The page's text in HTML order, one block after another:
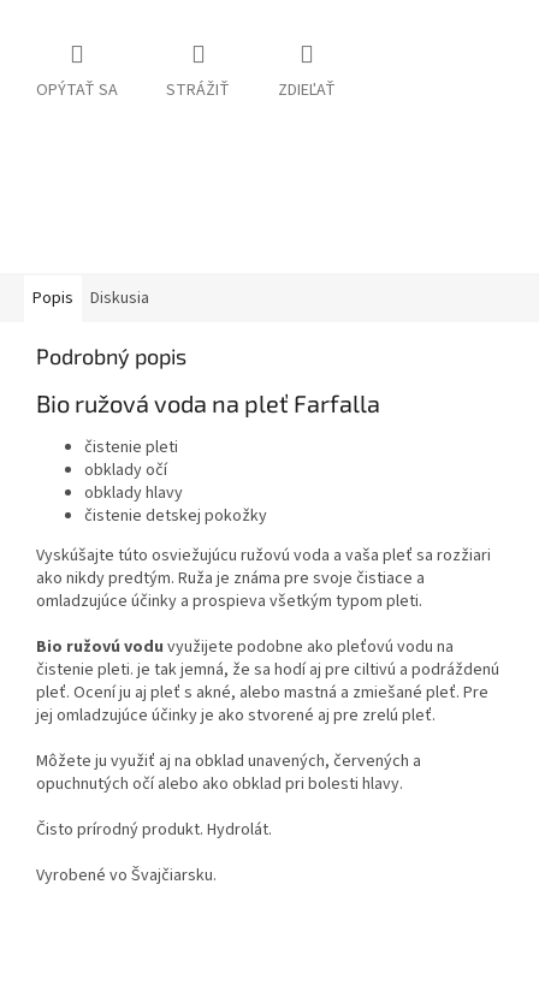
OPÝTAŤ SA STRÁŽIŤ ZDIEĽAŤ
Popis Diskusia
Podrobný popis
Bio ružová voda na pleť Farfalla
čistenie pleti
obklady očí
obklady hlavy
čistenie detskej pokožky
Vyskúšajte túto osviežujúcu ružovú voda a vaša pleť sa rozžiari
ako nikdy predtým. Ruža je známa pre svoje čistiace a
omladzujúce účinky a prospieva všetkým typom pleti.
Bio ružovú vodu využijete podobne ako pleťovú vodu na
čistenie pleti. je tak jemná, že sa hodí aj pre ciltivú a podráždenú
pleť. Ocení ju aj pleť s akné, alebo mastná a zmiešané pleť. Pre
jej omladzujúce účinky je ako stvorené aj pre zrelú pleť.
Môžete ju využiť aj na obklad unavených, červených a
opuchnutých očí alebo ako obklad pri bolesti hlavy.
Čisto prírodný produkt. Hydrolát.
Vyrobené vo Švajčiarsku.